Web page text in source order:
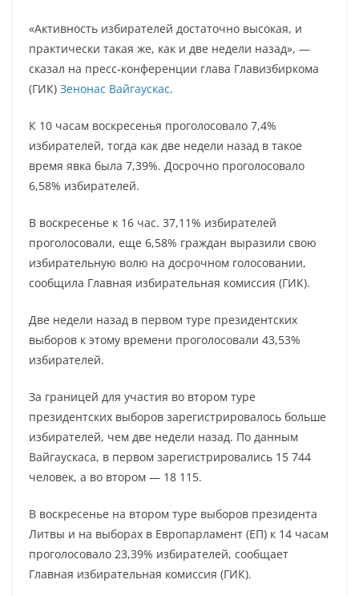
«Активность избирателей достаточно высокая, и
практически такая же, как и две недели назад», —
сказал на пресс-конференции глава Главизбиркома
(ГИК) Зенонас Вайгаускас.
К 10 часам воскресенья проголосовало 7,4%
избирателей, тогда как две недели назад в такое
время явка была 7,39%. Досрочно проголосовало
6,58% избирателей.
В воскресенье к 16 час. 37,11% избирателей
проголосовали, еще 6,58% граждан выразили свою
избирательную волю на досрочном голосовании,
сообщила Главная избирательная комиссия (ГИК).
Две недели назад в первом туре президентских
выборов к этому времени проголосовали 43,53%
избирателей.
За границей для участия во втором туре
президентских выборов зарегистрировалось больше
избирателей, чем две недели назад. По данным
Вайгаускаса, в первом зарегистрировались 15 744
человек, а во втором — 18 115.
В воскресенье на втором туре выборов президента
Литвы и на выборах в Европарламент (ЕП) к 14 часам
проголосовало 23,39% избирателей, сообщает
Главная избирательная комиссия (ГИК).